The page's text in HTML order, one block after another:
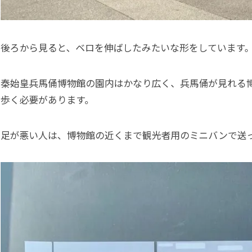
後ろから見ると、ベロを伸ばしたみたいな形をしています。
秦始皇兵馬俑博物館の園内はかなり広く、兵馬俑が見れ
歩く必要があります。
足が悪い人は、博物館の近くまで観光者用のミニバンで送